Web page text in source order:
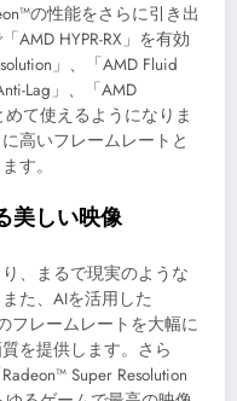
の性能をさらに引き出
AMD HYPR-RX」を有効
」、「AMD Fluid
Lag」、「AMD
めて使えるようになりま
高いフレームレートと
す。
美しい映像
、まるで現実のような
た、AIを活用した
フレームレートを大幅に
を提供します。さら
Super Resolution